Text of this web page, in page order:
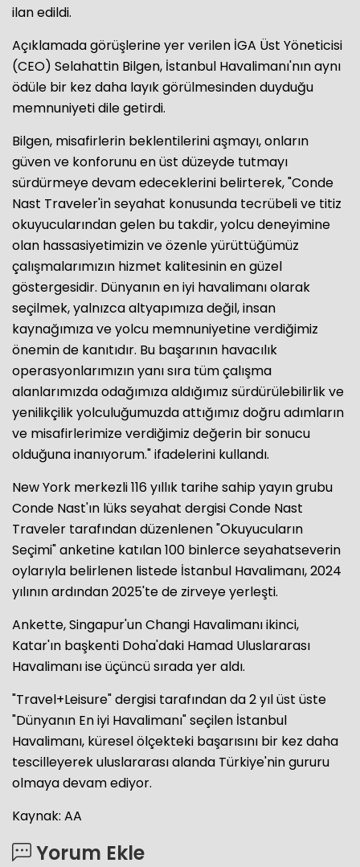
ilan edildi.
Açıklamada görüşlerine yer verilen İGA Üst Yöneticisi
(CEO) Selahattin Bilgen, İstanbul Havalimanı'nın aynı
ödüle bir kez daha layık görülmesinden duyduğu
memnuniyeti dile getirdi.
Bilgen, misafirlerin beklentilerini aşmayı, onların
güven ve konforunu en üst düzeyde tutmayı
sürdürmeye devam edeceklerini belirterek, "Conde
Nast Traveler'in seyahat konusunda tecrübeli ve titiz
okuyucularından gelen bu takdir, yolcu deneyimine
olan hassasiyetimizin ve özenle yürüttüğümüz
çalışmalarımızın hizmet kalitesinin en güzel
göstergesidir. Dünyanın en iyi havalimanı olarak
seçilmek, yalnızca altyapımıza değil, insan
kaynağımıza ve yolcu memnuniyetine verdiğimiz
önemin de kanıtıdır. Bu başarının havacılık
operasyonlarımızın yanı sıra tüm çalışma
alanlarımızda odağımıza aldığımız sürdürülebilirlik ve
yenilikçilik yolculuğumuzda attığımız doğru adımların
ve misafirlerimize verdiğimiz değerin bir sonucu
olduğuna inanıyorum." ifadelerini kullandı.
New York merkezli 116 yıllık tarihe sahip yayın grubu
Conde Nast'ın lüks seyahat dergisi Conde Nast
Traveler tarafından düzenlenen "Okuyucuların
Seçimi" anketine katılan 100 binlerce seyahatseverin
oylarıyla belirlenen listede İstanbul Havalimanı, 2024
yılının ardından 2025'te de zirveye yerleşti.
Ankette, Singapur'un Changi Havalimanı ikinci,
Katar'ın başkenti Doha'daki Hamad Uluslararası
Havalimanı ise üçüncü sırada yer aldı.
"Travel+Leisure" dergisi tarafından da 2 yıl üst üste
"Dünyanın En iyi Havalimanı" seçilen İstanbul
Havalimanı, küresel ölçekteki başarısını bir kez daha
tescilleyerek uluslararası alanda Türkiye'nin gururu
olmaya devam ediyor.
Kaynak: AA
Yorum Ekle